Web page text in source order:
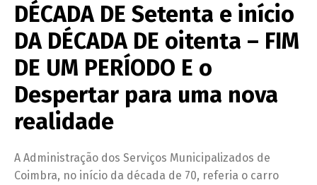
DÉCADA DE Setenta e início
DA DÉCADA DE oitenta – FIM
DE UM PERÍODO E o
Despertar para uma nova
realidade
A Administração dos Serviços Municipalizados de
Coimbra, no início da década de 70, referia o carro